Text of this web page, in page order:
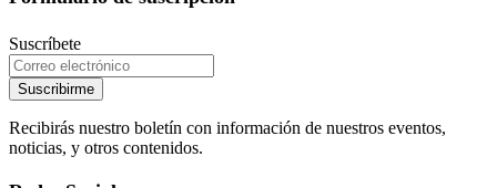
Suscríbete
Suscribirme
Recibirás nuestro boletín con información de nuestros eventos,
noticias, y otros contenidos.